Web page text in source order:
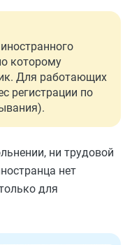
которому
Для работающих
регистрации по
ни трудовой
нет
для